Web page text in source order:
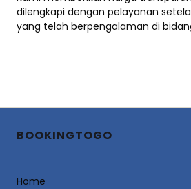
dilengkapi dengan pelayanan
yang telah berpengalaman di
BOOKINGTOGO
Home